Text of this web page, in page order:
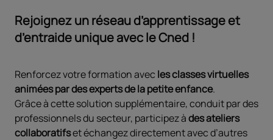
Rejoignez un réseau d’apprentissage et
d’entraide unique avec le Cned !
Renforcez votre formation avec les classes virtuelles
animées par des experts de la petite enfance.
Grâce à cette solution supplémentaire, conduit par des
professionnels du secteur, participez àdes ateliers
collaboratifset échangez directement avec d’autres